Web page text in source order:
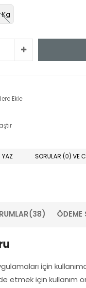
Kg
Ekle
YAZ SORULAR (0) VE
(38) ÖDEME
için
için kullanım